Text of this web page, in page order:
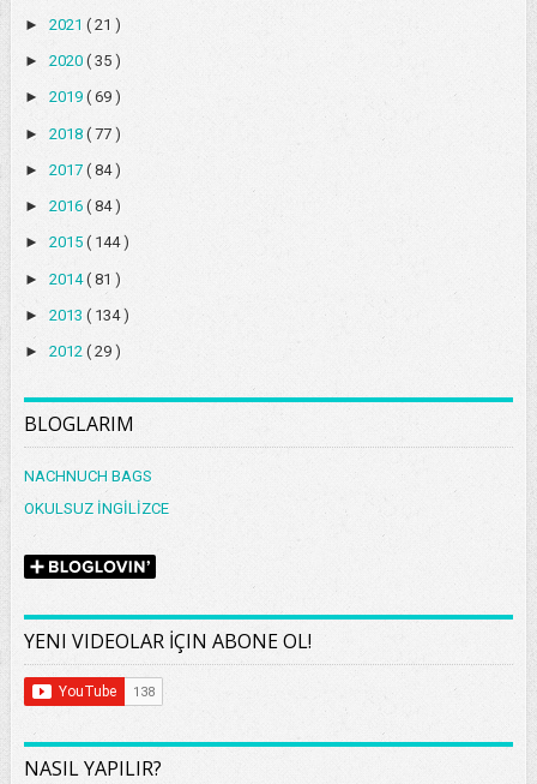
► 2021 ( 21 )
► 2020 ( 35 )
► 2019 ( 69 )
► 2018 ( 77 )
► 2017 ( 84 )
► 2016 ( 84 )
► 2015 ( 144 )
► 2014( 81 )
► 2013 ( 134 )
► 2012 ( 29 )
BLOGLARIM
NACHNUCH BAGS
OKULSUZ İNGİLİZCE
YENI VIDEOLAR İÇIN ABONE OL!
NASIL YAPILIR?